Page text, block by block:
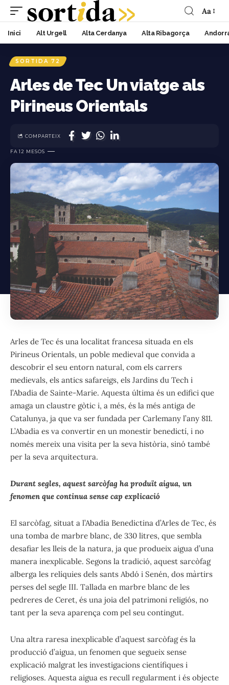
Aa
Inici Alt Urgell Alta Cerdanya Alta Ribagorça
SORTIDA 72
Arles de Tec Un viatge als
Pirineus Orientals
FA 12 MESOS
COMPARTEIX
Arles de Tec és una localitat francesa situada en els
Pirineus Orientals, un poble medieval que convida a
descobrir el seu entorn natural, com els carrers
medievals, els antics safareigs, els Jardins du Tech i
l’Abadia de Sainte-Marie. Aquesta última és un edifici que
amaga un claustre gòtic i, a més, és la més antiga de
Catalunya, ja que va ser fundada per Carlemany l’any 811.
L’Abadia es va convertir en un monestir benedictí, i no
només mereix una visita per la seva història, sinó també
per la seva arquitectura.
Durant segles, aquest sarcòfag ha produït aigua, un
fenomen que continua sense cap explicació
El sarcòfag, situat a l’Abadia Benedictina d’Arles de Tec, és
una tomba de marbre blanc, de 330 litres, que sembla
desafiar les lleis de la natura, ja que produeix aigua d’una
manera inexplicable. Segons la tradició, aquest sarcòfag
alberga les relíquies dels sants Abdó i Senén, dos màrtirs
perses del segle III. Tallada en marbre blanc de les
pedreres de Ceret, és una joia del patrimoni religiós, no
tant per la seva aparença com pel seu contingut.
Una altra raresa inexplicable d’aquest sarcòfag és la
producció d’aigua, un fenomen que segueix sense
explicació malgrat les investigacions científiques i
religioses. Aquesta aigua es recull regularment i és objecte